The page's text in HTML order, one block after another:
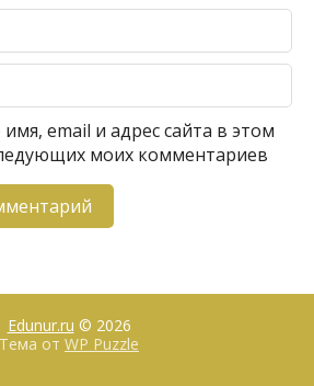
email и адрес сайта в этом
моих комментариев
Edunur.ru © 2026
Тема от WP Puzzle